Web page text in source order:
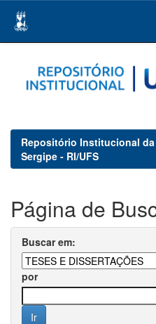
navigation
Repositório Institucional
Sergipe - RI/UFS
Página de
Buscar em:
por